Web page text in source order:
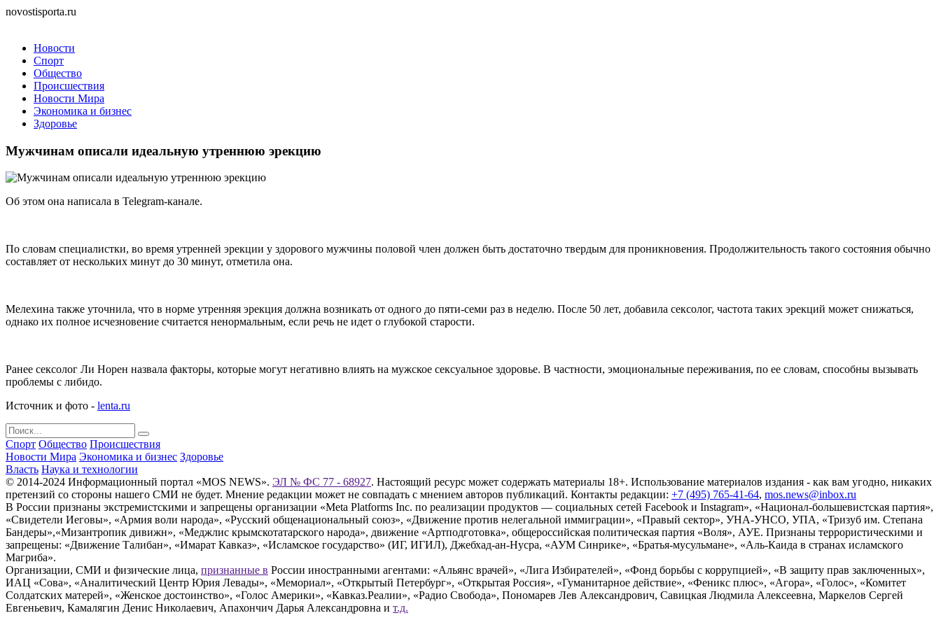
novostisporta.ru
Новости
Спорт
Общество
Происшествия
Новости Мира
Экономика и бизнес
Здоровье
Мужчинам описали идеальную утреннюю эрекцию
Об этом она написала в Telegram-канале.
По словам специалистки, во время утренней эрекции у здорового мужчины половой член должен быть достаточно твердым для проникновения. Продолжительность такого состояния обычно
составляет от нескольких минут до 30 минут, отметила она.
Мелехина также уточнила, что в норме утренняя эрекция должна возникать от одного до пяти-семи раз в неделю. После 50 лет, добавила сексолог, частота таких эрекций может снижаться,
однако их полное исчезновение считается ненормальным, если речь не идет о глубокой старости.
Ранее сексолог Ли Норен назвала факторы, которые могут негативно влиять на мужское сексуальное здоровье. В частности, эмоциональные переживания, по ее словам, способны вызывать
проблемы с либидо.
Источник и фото - lenta.ru
Спорт Общество Происшествия
Новости Мира Экономика и бизнес Здоровье
Власть Наука и технологии
© 2014-2024 Информационный портал «MOS NEWS». ЭЛ № ФС 77 - 68927. Настоящий ресурс может содержать материалы 18+. Использование материалов издания - как вам угодно, никаких
претензий со стороны нашего СМИ не будет. Мнение редакции может не совпадать с мнением авторов публикаций. Контакты редакции: +7 (495) 765-41-64, mos.news@inbox.ru
В России признаны экстремистскими и запрещены организации «Meta Platforms Inc. по реализации продуктов — социальных сетей Facebook и Instagram», «Национал-большевистская партия»,
«Свидетели Иеговы», «Армия воли народа», «Русский общенациональный союз», «Движение против нелегальной иммиграции», «Правый сектор», УНА-УНСО, УПА, «Тризуб им. Степана
Бандеры»,«Мизантропик дивижн», «Меджлис крымскотатарского народа», движение «Артподготовка», общероссийская политическая партия «Воля», АУЕ. Признаны террористическими и
запрещены: «Движение Талибан», «Имарат Кавказ», «Исламское государство» (ИГ, ИГИЛ), Джебхад-ан-Нусра, «АУМ Синрике», «Братья-мусульмане», «Аль-Каида в странах исламского
Магриба».
Организации, СМИ и физические лица, признанные в России иностранными агентами: «Альянс врачей», «Лига Избирателей», «Фонд борьбы с коррупцией», «В защиту прав заключенных»,
ИАЦ «Сова», «Аналитический Центр Юрия Левады», «Мемориал», «Открытый Петербург», «Открытая Россия», «Гуманитарное действие», «Феникс плюс», «Агора», «Голос», «Комитет
Солдатских матерей», «Женское достоинство», «Голос Америки», «Кавказ.Реалии», «Радио Свобода», Пономарев Лев Александрович, Савицкая Людмила Алексеевна, Маркелов Сергей
Евгеньевич, Камалягин Денис Николаевич, Апахончич Дарья Александровна и т.д.